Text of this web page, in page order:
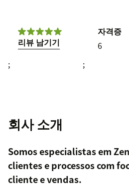
리뷰 남기기
자격증
6
;
;
회사 소개
Somos especialistas em
clientes e processos com
cliente e vendas.